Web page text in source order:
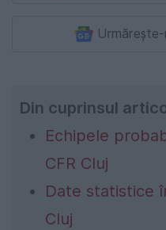
Din cuprinsul
Echipele
CFR Cluj
Date statistice
Cluj